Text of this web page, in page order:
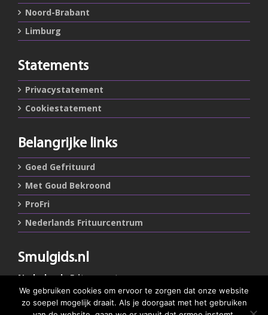
Noord-Brabant
Limburg
Statements
Privacystatement
Cookiestatement
Belangrijke links
Goed Gefrituurd
Met Goud Bekroond
ProFri
Nederlands Frituurcentrum
Smulgids.nl
Nederlands Frituurcentrum
Blaarthemseweg 72
5502 JW Veldhoven
We gebruiken cookies om ervoor te zorgen dat onze website
zo soepel mogelijk draait. Als je doorgaat met het gebruiken